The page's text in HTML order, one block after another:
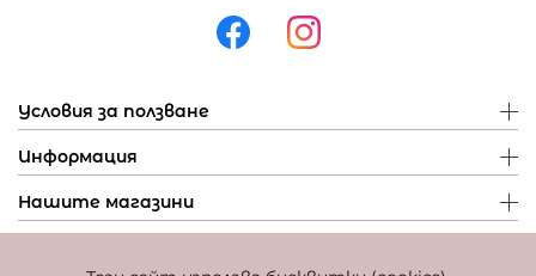
Условия за ползване
Информация
Нашите магазини